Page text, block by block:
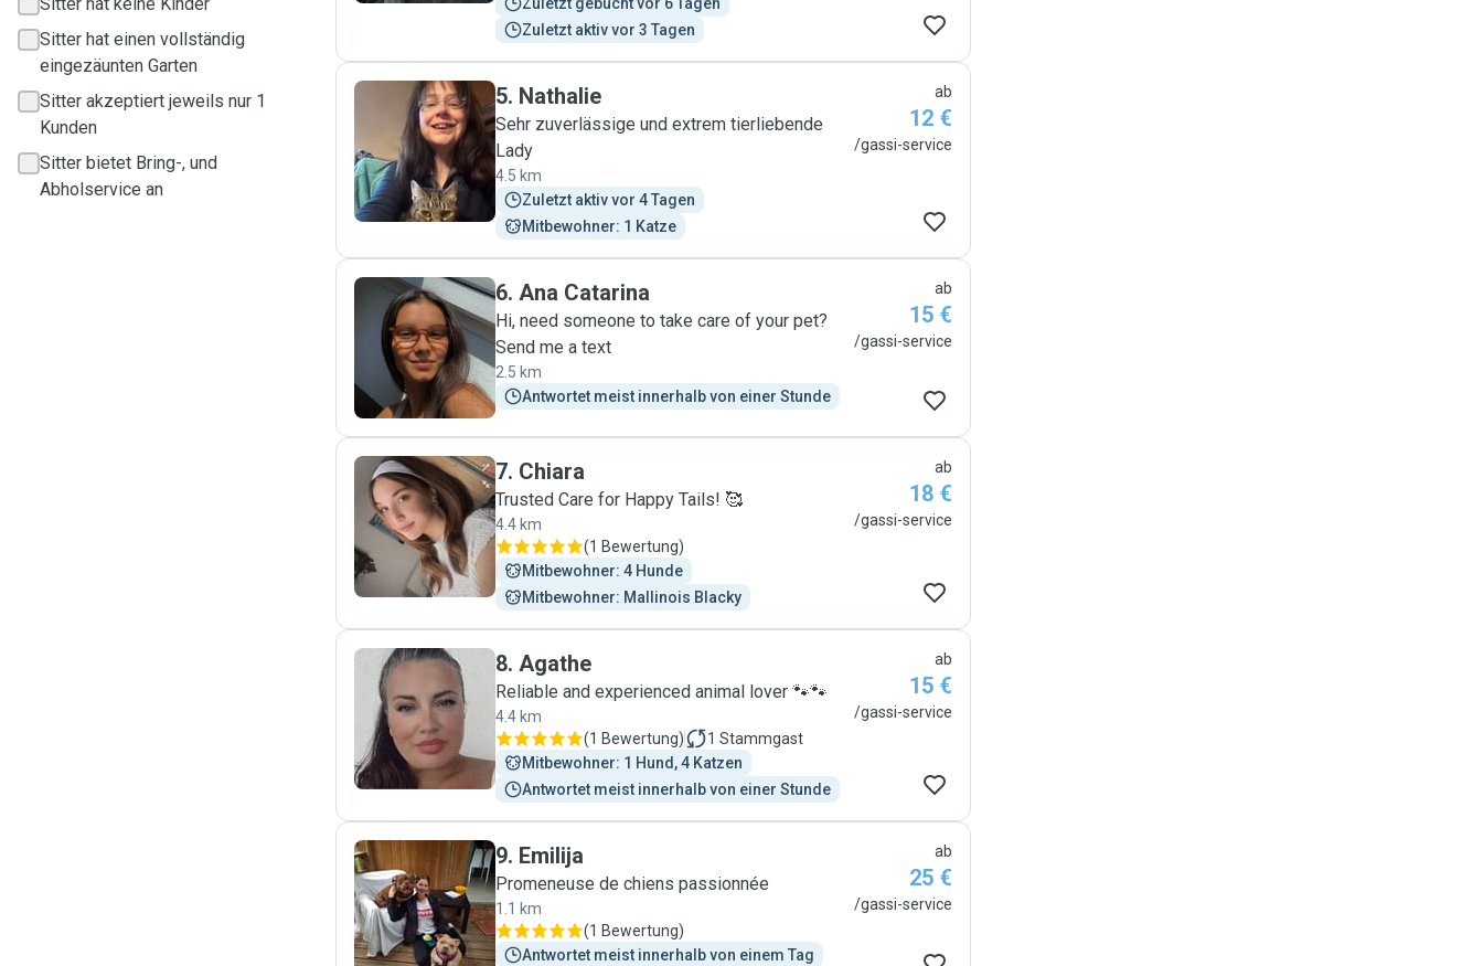
Sitter hat einen vollständig
eingezäunten Garten
Sitter akzeptiert jeweils nur 1
Kunden
Sitter bietet Bring-, und
Abholservice an
Zuletzt aktiv vor 3 Tagen
N
5. Nathalie
Sehr zuverlässige und extrem tierliebende
Lady
4.5 km
Zuletzt aktiv vor 4 Tagen
Mitbewohner: 1 Katze
ab
12 €
/gassi-service
A
6. Ana Catarina
Hi, need someone to take care of your pet?
Send me a text
2.5 km
Antwortet meist innerhalb von einer Stunde
ab
15 €
/gassi-service
C
7. Chiara
Trusted Care for Happy Tails! 🥰
4.4 km
(1 Bewertung)
Mitbewohner: 4 Hunde
Mitbewohner: Mallinois Blacky
ab
18 €
/gassi-service
A
8. Agathe
Reliable and experienced animal lover 🐾🐾
4.4 km
(1 Bewertung) 1 Stammgast
Mitbewohner: 1 Hund, 4 Katzen
Antwortet meist innerhalb von einer Stunde
ab
15 €
/gassi-service
E
9. Emilija
Promeneuse de chiens passionnée
1.1 km
(1 Bewertung)
Antwortet meist innerhalb von einem Tag
ab
25 €
/gassi-service